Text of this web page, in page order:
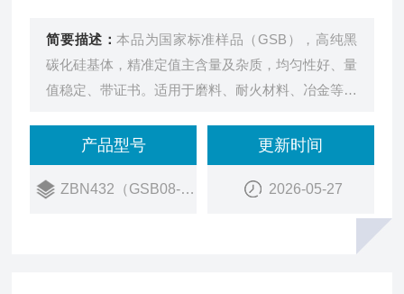
简要描述：本品为国家标准样品（GSB），高纯黑
碳化硅基体，精准定值主含量及杂质，均匀性好、量
值稳定、带证书。适用于磨料、耐火材料、冶金等行
质量控制与实验室能力验证。
产品型号
ZBN432（GSB08-3221-2014）
更新时间
2026-05-27